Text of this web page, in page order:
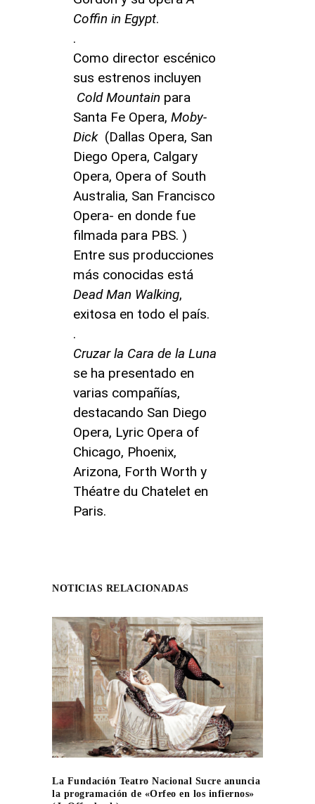
Coffin in Egypt.
.
Como director escénico
sus estrenos incluyen
Cold Mountain para
Santa Fe Opera, Moby-
Dick (Dallas Opera, San
Diego Opera, Calgary
Opera, Opera of South
Australia, San Francisco
Opera- en donde fue
filmada para PBS. )
Entre sus producciones
más conocidas está
Dead Man Walking,
exitosa en todo el país.
.
Cruzar la Cara de la Luna
se ha presentado en
varias compañías,
destacando San Diego
Opera, Lyric Opera of
Chicago, Phoenix,
Arizona, Forth Worth y
Théatre du Chatelet en
Paris.
NOTICIAS RELACIONADAS
La Fundación Teatro Nacional Sucre anuncia
la programación de «Orfeo en los infiernos»